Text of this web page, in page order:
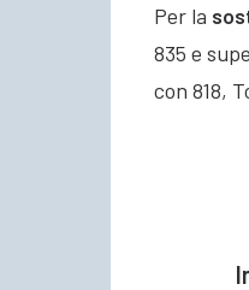
Per la
835 e
con 818,